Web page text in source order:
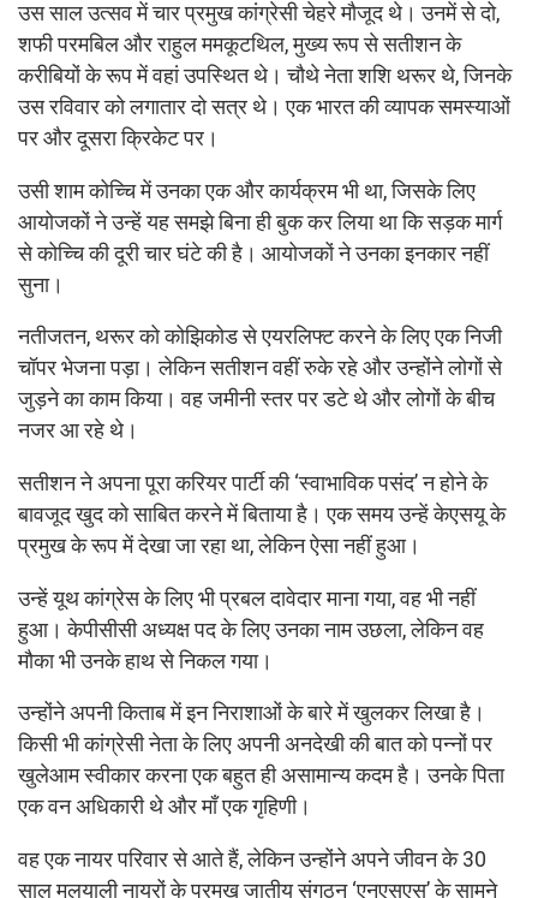
उस साल उत्सव में चार प्रमुख कांग्रेसी चेहरे मौजूद थे। उनमें से दो,
शफी परमबिल और राहुल ममकूटथिल, मुख्य रूप से सतीशन के
करीबियों के रूप में वहां उपस्थित थे। चौथे नेता शशि थरूर थे, जिनके
उस रविवार को लगातार दो सत्र थे। एक भारत की व्यापक समस्याओं
पर और दूसरा क्रिकेट पर।
उसी शाम कोच्चि में उनका एक और कार्यक्रम भी था, जिसके लिए
आयोजकों ने उन्हें यह समझे बिना ही बुक कर लिया था कि सड़क मार्ग
से कोच्चि की दूरी चार घंटे की है। आयोजकों ने उनका इनकार नहीं
सुना।
नतीजतन, थरूर को कोझिकोड से एयरलिफ्ट करने के लिए एक निजी
चॉपर भेजना पड़ा। लेकिन सतीशन वहीं रुके रहे और उन्होंने लोगों से
जुड़ने का काम किया। वह जमीनी स्तर पर डटे थे और लोगों के बीच
नजर आ रहे थे।
सतीशन ने अपना पूरा करियर पार्टी की ‘स्वाभाविक पसंद’ न होने के
बावजूद खुद को साबित करने में बिताया है। एक समय उन्हें केएसयू के
प्रमुख के रूप में देखा जा रहा था, लेकिन ऐसा नहीं हुआ।
उन्हें यूथ कांग्रेस के लिए भी प्रबल दावेदार माना गया, वह भी नहीं
हुआ। केपीसीसी अध्यक्ष पद के लिए उनका नाम उछला, लेकिन वह
मौका भी उनके हाथ से निकल गया।
उन्होंने अपनी किताब में इन निराशाओं के बारे में खुलकर लिखा है।
किसी भी कांग्रेसी नेता के लिए अपनी अनदेखी की बात को पन्नों पर
खुलेआम स्वीकार करना एक बहुत ही असामान्य कदम है। उनके पिता
एक वन अधिकारी थे और माँ एक गृहिणी।
वह एक नायर परिवार से आते हैं, लेकिन उन्होंने अपने जीवन के 30
साल मलयाली नायरों के प्रमुख जातीय संगठन ‘एनएसएस’ के सामने